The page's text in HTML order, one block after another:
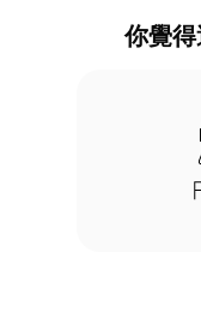
你覺得